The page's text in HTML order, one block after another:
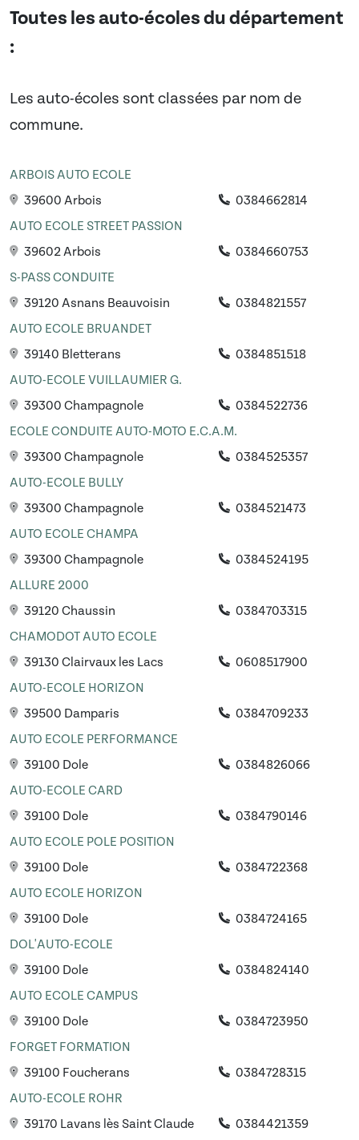
Toutes les auto-écoles du département
:
Les auto-écoles sont classées par nom de
commune.
ARBOIS AUTO ECOLE
39600 Arbois
0384662814
AUTO ECOLE STREET PASSION
39602 Arbois
0384660753
S-PASS CONDUITE
39120 Asnans Beauvoisin
0384821557
AUTO ECOLE BRUANDET
39140 Bletterans
0384851518
AUTO-ECOLE VUILLAUMIER G.
39300 Champagnole
0384522736
ECOLE CONDUITE AUTO-MOTO E.C.A.M.
39300 Champagnole
0384525357
AUTO-ECOLE BULLY
39300 Champagnole
0384521473
AUTO ECOLE CHAMPA
39300 Champagnole
0384524195
ALLURE 2000
39120 Chaussin
0384703315
CHAMODOT AUTO ECOLE
39130 Clairvaux les Lacs
0608517900
AUTO-ECOLE HORIZON
39500 Damparis
0384709233
AUTO ECOLE PERFORMANCE
39100 Dole
0384826066
AUTO-ECOLE CARD
39100 Dole
0384790146
AUTO ECOLE POLE POSITION
39100 Dole
0384722368
AUTO ECOLE HORIZON
39100 Dole
0384724165
DOL'AUTO-ECOLE
39100 Dole
0384824140
AUTO ECOLE CAMPUS
39100 Dole
0384723950
FORGET FORMATION
39100 Foucherans
0384728315
AUTO-ECOLE ROHR
39170 Lavans lès Saint Claude
0384421359